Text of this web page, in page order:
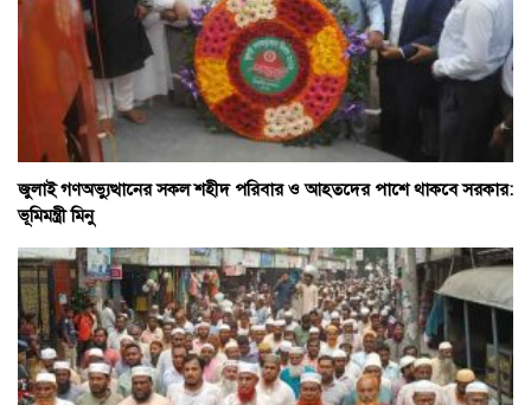
জুলাই গণঅভ্যুত্থানের সকল শহীদ পরিবার ও আহতদের পাশে থাকবে সরকার:
ভূমিমন্ত্রী মিনু